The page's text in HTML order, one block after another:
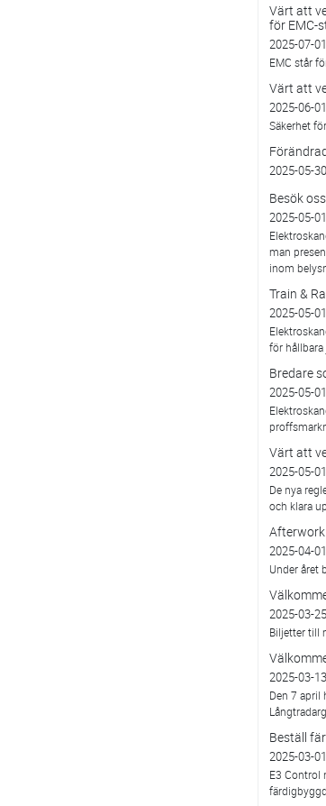
Värt att
för EMC-
2025-07-01
EMC står
Värt att
2025-06-01
Säkerhet
2025-05-30
Besök
2025-05-01
man
inom
Train &
2025-05-01
för hållbara
Bredare
2025-05-01
Värt att
2025-05-01
De nya
och klara
Afterwork
2025-04-01
Under året
2025-03-25
Biljetter till
2025-03-13
Den 7 april
Beställ
2025-03-01
E3 Control